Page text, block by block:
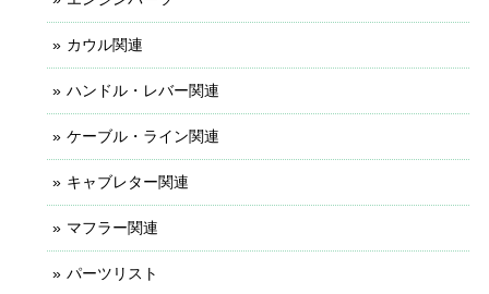
カウル関連
ハンドル・レバー関連
ケーブル・ライン関連
キャブレター関連
マフラー関連
パーツリスト